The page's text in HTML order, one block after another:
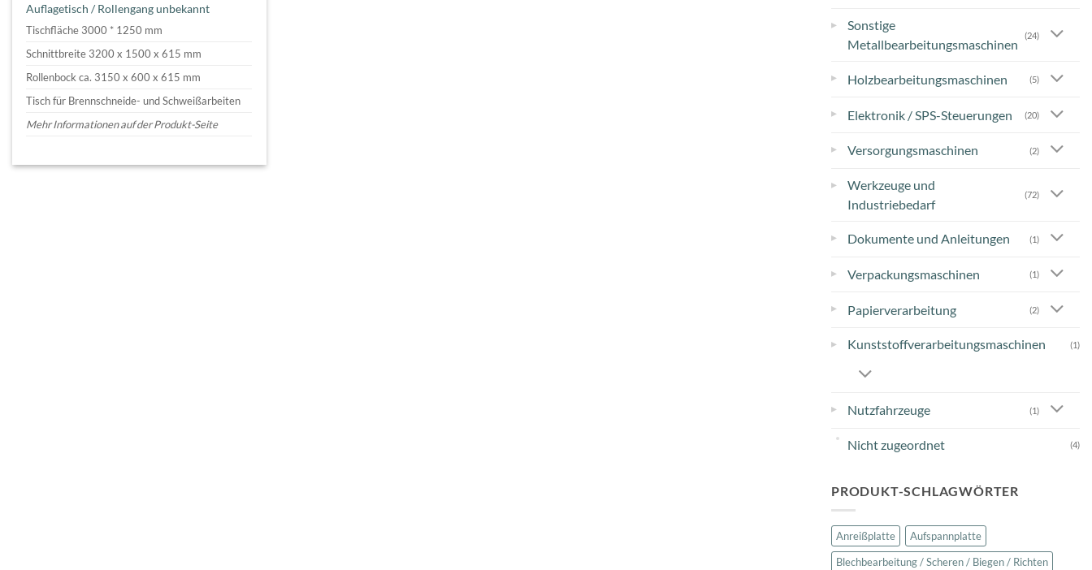
Auflagetisch / Rollengang unbekannt
Tischfläche 3000 * 1250 mm
Schnittbreite 3200 x 1500 x 615 mm
Rollenbock ca. 3150 x 600 x 615 mm
Tisch für Brennschneide- und Schweißarbeiten
Mehr Informationen auf der Produkt-Seite
▸
Sonstige
Metallbearbeitungsmaschinen
(24)
▸ Holzbearbeitungsmaschinen (5)
▸ Elektronik / SPS-Steuerungen (20)
▸ Versorgungsmaschinen (2)
▸
Werkzeuge und
Industriebedarf
(72)
▸ Dokumente und Anleitungen (1)
▸ Verpackungsmaschinen (1)
▸ Papierverarbeitung (2)
▸ Kunststoffverarbeitungsmaschinen (1)
▸ Nutzfahrzeuge (1)
Nicht zugeordnet (4)
PRODUKT-SCHLAGWÖRTER
Anreißplatte
Aufspannplatte
Blechbearbeitung / Scheren / Biegen / Richten